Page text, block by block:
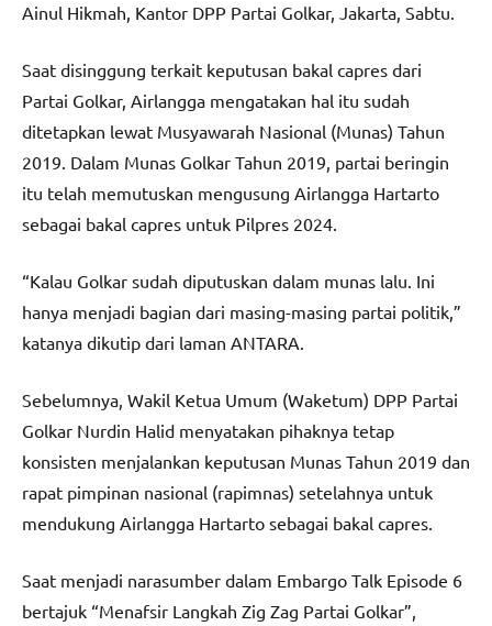
Ainul Hikmah, Kantor DPP Partai Golkar, Jakarta, Sabtu.
Saat disinggung terkait keputusan bakal capres dari
Partai Golkar, Airlangga mengatakan hal itu sudah
ditetapkan lewat Musyawarah Nasional (Munas) Tahun
2019. Dalam Munas Golkar Tahun 2019, partai beringin
itu telah memutuskan mengusung Airlangga Hartarto
sebagai bakal capres untuk Pilpres 2024.
“Kalau Golkar sudah diputuskan dalam munas lalu. Ini
hanya menjadi bagian dari masing-masing partai politik,”
katanya dikutip dari laman ANTARA.
Sebelumnya, Wakil Ketua Umum (Waketum) DPP Partai
Golkar Nurdin Halid menyatakan pihaknya tetap
konsisten menjalankan keputusan Munas Tahun 2019 dan
rapat pimpinan nasional (rapimnas) setelahnya untuk
mendukung Airlangga Hartarto sebagai bakal capres.
Saat menjadi narasumber dalam Embargo Talk Episode 6
bertajuk “Menafsir Langkah Zig Zag Partai Golkar”,